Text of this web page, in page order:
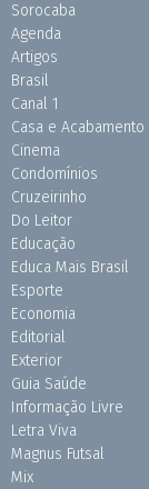
Sorocaba
Agenda
Artigos
Brasil
Canal 1
Casa e Acabamento
Cinema
Condomínios
Cruzeirinho
Do Leitor
Educação
Educa Mais Brasil
Esporte
Economia
Editorial
Exterior
Guia Saúde
Informação Livre
Letra Viva
Magnus Futsal
Mix